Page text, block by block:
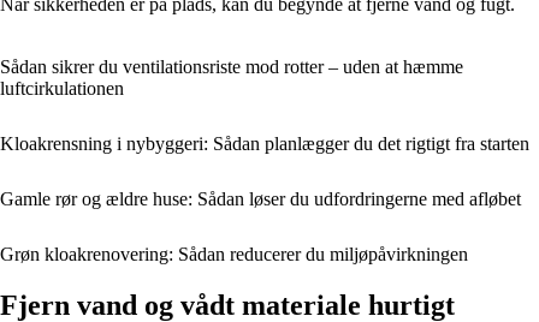
Sådan sikrer du ventilationsriste mod rotter – uden at hæmme
luftcirkulationen
Kloakrensning i nybyggeri: Sådan planlægger du det rigtigt fra starten
Gamle rør og ældre huse: Sådan løser du udfordringerne med afløbet
Grøn kloakrenovering: Sådan reducerer du miljøpåvirkningen
Fjern vand og vådt materiale hurtigt